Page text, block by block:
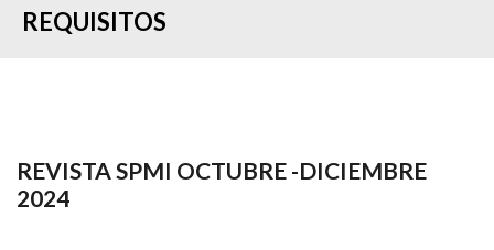
REQUISITOS
REVISTA SPMI OCTUBRE -DICIEMBRE
2024